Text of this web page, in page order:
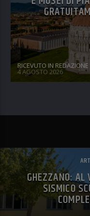
RICEVUTO IN REDAZIONE
4 AGOSTO 2026
GHEZZANO: AL
SISMICO